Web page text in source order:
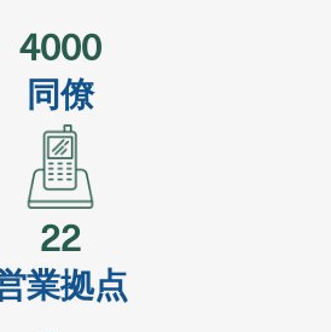
4000
同僚
22
業拠点